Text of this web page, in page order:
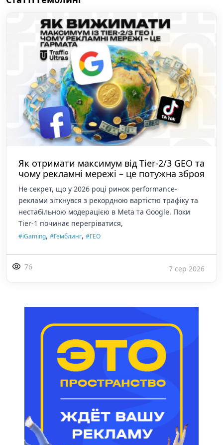
Як отримати максимум від Tier-2/3 GEO та
чому рекламні мережі – це потужна зброя
Не секрет, що у 2026 році ринок performance-
реклами зіткнувся з рекордною вартістю трафіку та
нестабільною модерацією в Meta та Google. Поки
Tier-1 починає перегріватися,
#iGaming, #Гемблинг, #ГЕО
76 7 сер 2026